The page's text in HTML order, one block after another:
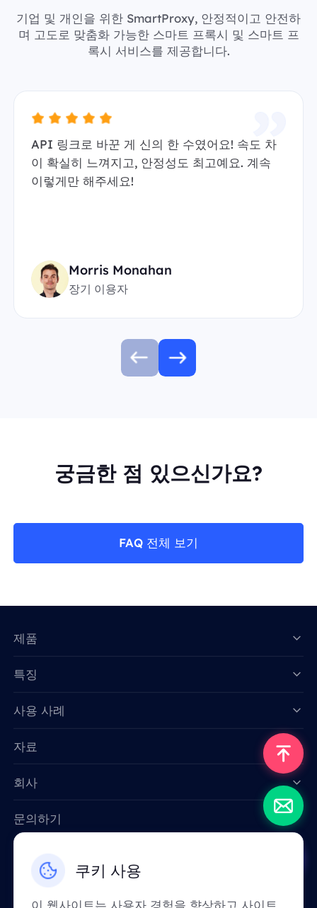
기업 및 개인을 위한 SmartProxy, 안정적이고 안전하
며 고도로 맞춤화 가능한 스마트 프록시 및 스마트 프
록시 서비스를 제공합니다.
API 링크로 바꾼 게 신의 한 수였어요! 속도 차
이 확실히 느껴지고, 안정성도 최고예요. 계속
이렇게만 해주세요!
Morris Monahan
장기 이용자
궁금한 점 있으신가요?
FAQ 전체 보기
쿠키 사용
이 웹사이트는 사용자 경험을 향상하고 사이트
제품
특징
사용 사례
자료
회사
문의하기
한국인